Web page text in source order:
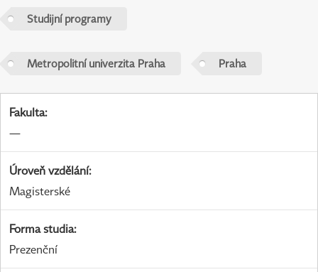
Studijní programy
Metropolitní univerzita Praha Praha
Fakulta:
—
Úroveň vzdělání:
Magisterské
Forma studia:
Prezenční